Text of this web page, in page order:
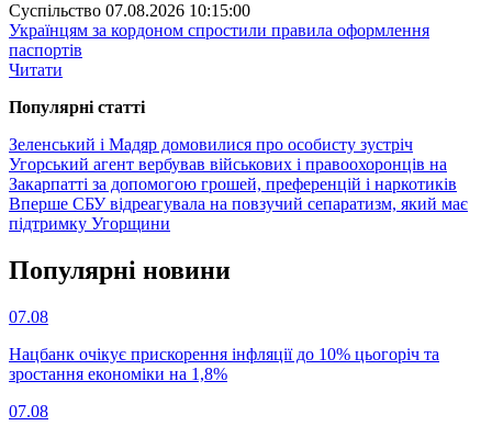
Суспiльство 07.08.2026 10:15:00
Українцям за кордоном спростили правила оформлення
паспортів
Читати
Популярнi статтi
Зеленський і Мадяр домовилися про особисту зустріч
Угорський агент вербував військових і правоохоронців на
Закарпатті за допомогою грошей, преференцій і наркотиків
Вперше СБУ відреагувала на повзучий сепаратизм, який має
підтримку Угорщини
Популярнi новини
07.08
Нацбанк очікує прискорення інфляції до 10% цьогоріч та
зростання економіки на 1,8%
07.08